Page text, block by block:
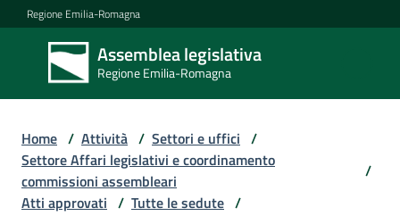
Vai al contenuto
Vai alla navigazione
Vai al footer
Regione Emilia-Romagna
Assemblea legislativa
Regione Emilia-Romagna
Assemblea
legislativa
Regione Emilia-
Assemblea
Home / Attività / Settori e uffici /
Settore Affari legislativi e coordinamento
commissioni assembleari
/
Atti approvati / Tutte le sedute /